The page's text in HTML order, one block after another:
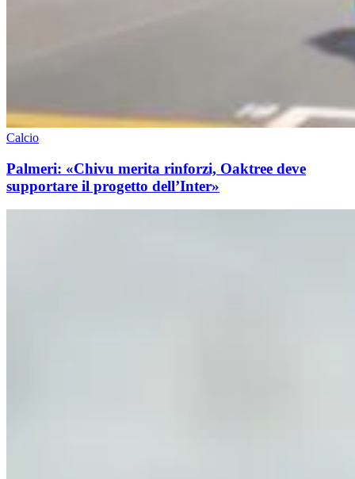
Calcio
Palmeri: «Chivu merita rinforzi, Oaktree deve
supportare il progetto dell’Inter»